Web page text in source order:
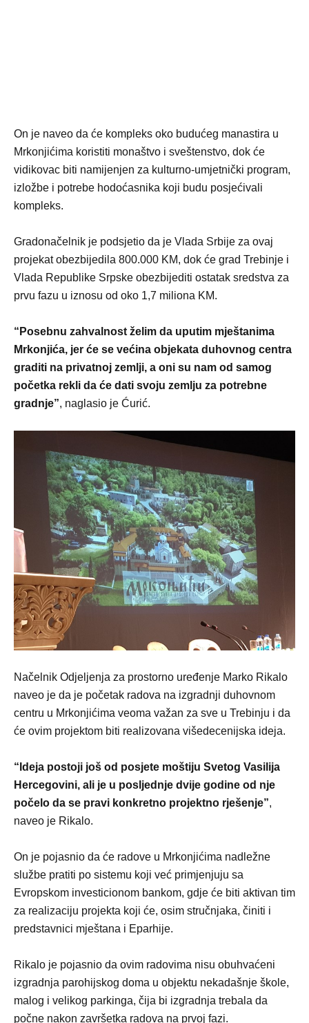
On je naveo da će kompleks oko budućeg manastira u
Mrkonjićima koristiti monaštvo i sveštenstvo, dok će
vidikovac biti namijenjen za kulturno-umjetnički program,
izložbe i potrebe hodoćasnika koji budu posjećivali
kompleks.
Gradonačelnik je podsjetio da je Vlada Srbije za ovaj
projekat obezbijedila 800.000 KM, dok će grad Trebinje i
Vlada Republike Srpske obezbijediti ostatak sredstva za
prvu fazu u iznosu od oko 1,7 miliona KM.
“Posebnu zahvalnost želim da uputim mještanima
Mrkonjića, jer će se većina objekata duhovnog centra
graditi na privatnoj zemlji, a oni su nam od samog
početka rekli da će dati svoju zemlju za potrebne
gradnje”, naglasio je Ćurić.
Načelnik Odjeljenja za prostorno uređenje Marko Rikalo
naveo je da je početak radova na izgradnji duhovnom
centru u Mrkonjićima veoma važan za sve u Trebinju i da
će ovim projektom biti realizovana višedecenijska ideja.
“Ideja postoji još od posjete moštiju Svetog Vasilija
Hercegovini, ali je u posljednje dvije godine od nje
počelo da se pravi konkretno projektno rješenje”,
naveo je Rikalo.
On je pojasnio da će radove u Mrkonjićima nadležne
službe pratiti po sistemu koji već primjenjuju sa
Evropskom investicionom bankom, gdje će biti aktivan tim
za realizaciju projekta koji će, osim stručnjaka, činiti i
predstavnici mještana i Eparhije.
Rikalo je pojasnio da ovim radovima nisu obuhvaćeni
izgradnja parohijskog doma u objektu nekadašnje škole,
malog i velikog parkinga, čija bi izgradnja trebala da
počne nakon završetka radova na prvoj fazi.